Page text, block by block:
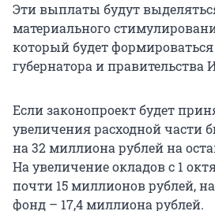
Эти выплаты будут
материального
который будет
губернатора и правительства
Если законопроект будет
увеличения расходной части
на 32 миллиона рублей на
На увеличение окладов с 1
почти 15 миллионов рублей,
фонд – 17,4 миллиона рублей.